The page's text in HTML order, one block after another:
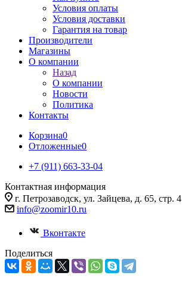
Условия оплаты
Условия доставки
Гарантия на товар
Производители
Магазины
О компании
Назад
О компании
Новости
Политика
Контакты
Корзина0
Отложенные0
+7 (911) 663-33-04
Контактная информация
г. Петрозаводск, ул. Зайцева, д. 65, стр. 4
info@zoomir10.ru
Вконтакте
Поделиться